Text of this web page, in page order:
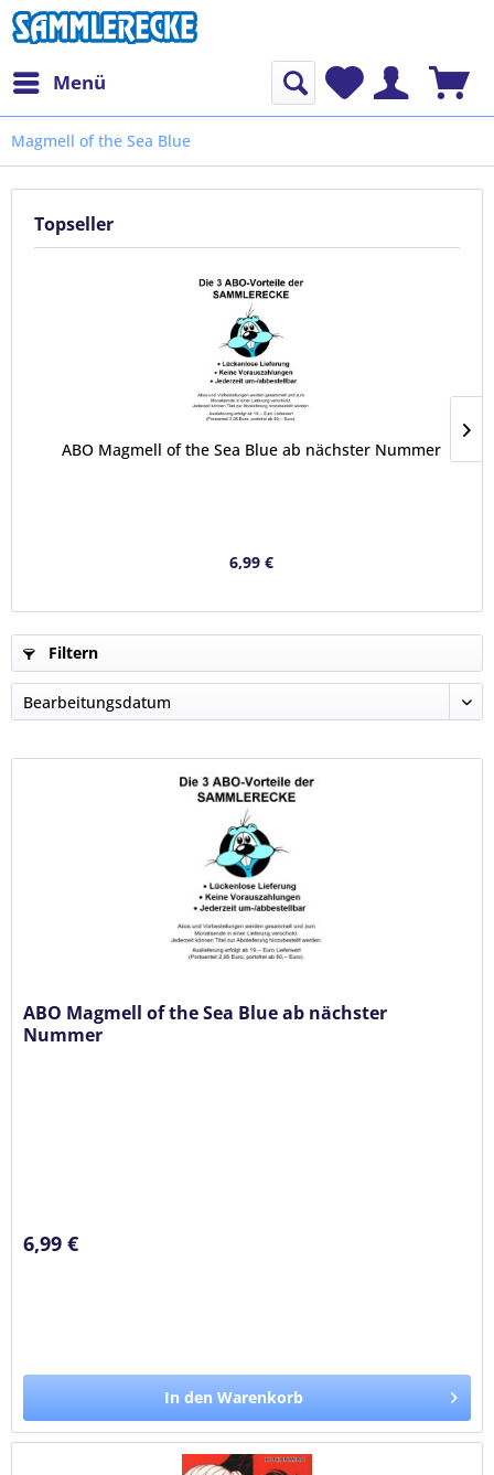
Menü
Magmell of the Sea Blue
Topseller
ABO Magmell of the Sea Blue ab nächster Nummer
6,99 €
Filtern
ABO Magmell of the Sea Blue ab nächster
Nummer
6,99 €
In den Warenkorb